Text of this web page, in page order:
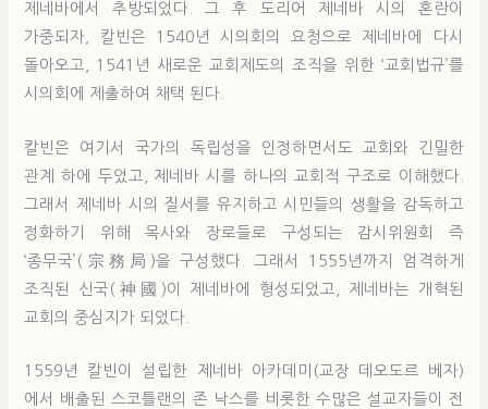
제네바에서 추방되었다. 그 후 도리어 제네바 시의 혼란이
가중되자, 칼빈은 1540년 시의회의 요청으로 제네바에 다시
돌아오고, 1541년 새로운 교회제도의 조직을 위한 ‘교회법규’를
시의회에 제출하여 채택 된다.
칼빈은 여기서 국가의 독립성을 인정하면서도 교회와 긴밀한
관계 하에 두었고, 제네바 시를 하나의 교회적 구조로 이해했다.
그래서 제네바 시의 질서를 유지하고 시민들의 생활을 감독하고
정화하기 위해 목사와 장로들로 구성되는 감시위원회 즉
‘종무국’(宗務局)을 구성했다. 그래서 1555년까지 엄격하게
조직된 신국(神國)이 제네바에 형성되었고, 제네바는 개혁된
교회의 중심지가 되었다.
1559년 칼빈이 설립한 제네바 아카데미(교장 데오도르 베자)
에서 배출된 스코틀랜의 존 낙스를 비롯한 수많은 설교자들이 전